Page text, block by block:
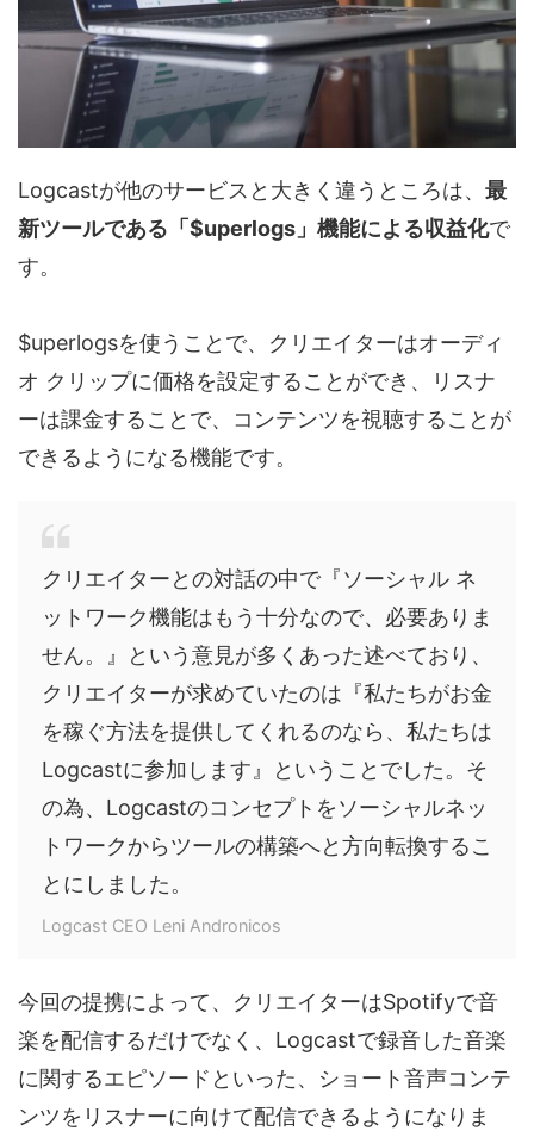
Logcastが他のサービスと大きく違うところは、 最
新ツールである「$uperlogs」機能による収益化で
す。
$uperlogsを使うことで、クリエイターはオーディ
オ クリップに価格を設定することができ、リスナ
ーは課金することで、コンテンツを視聴することが
できるようになる機能です。
クリエイターとの対話の中で『ソーシャル ネ
ットワーク機能はもう十分なので、必要ありま
せん。』という意見が多くあった述べており、
クリエイターが求めていたのは『私たちがお金
を稼ぐ方法を提供してくれるのなら、私たちは
Logcastに参加します』ということでした。そ
の為、Logcastのコンセプトをソーシャルネッ
トワークからツールの構築へと方向転換するこ
とにしました。
Logcast CEO Leni Andronicos
今回の提携によって、クリエイターはSpotifyで音
楽を配信するだけでなく、Logcastで録音した音楽
に関するエピソードといった、ショート音声コンテ
ンツをリスナーに向けて配信できるようになりま